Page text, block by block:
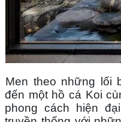
Men theo những lối
đến một hồ cá Koi
phong cách hiện